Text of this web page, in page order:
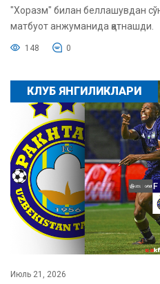
"Хоразм" билан беллашувдан
матбуот анжуманида қатнашди.
148 0
КЛУБ ЯНГИЛИКЛАРИ
Июль 21, 2026